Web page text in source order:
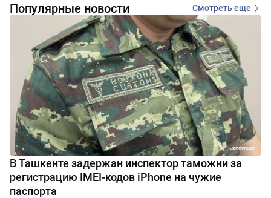
Популярные новости Смотреть еще
В Ташкенте задержан инспектор таможни за
регистрацию IMEI-кодов iPhone на чужие
паспорта